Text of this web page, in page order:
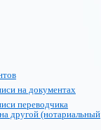
на документах
переводчика
другой (нотариальный